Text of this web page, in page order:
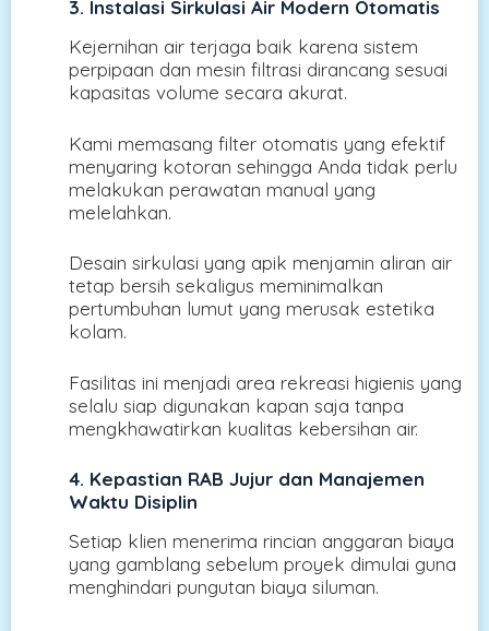
3. Instalasi Sirkulasi Air Modern Otomatis
Kejernihan air terjaga baik karena sistem
perpipaan dan mesin filtrasi dirancang sesuai
kapasitas volume secara akurat.
Kami memasang filter otomatis yang efektif
menyaring kotoran sehingga Anda tidak perlu
melakukan perawatan manual yang
melelahkan.
Desain sirkulasi yang apik menjamin aliran air
tetap bersih sekaligus meminimalkan
pertumbuhan lumut yang merusak estetika
kolam.
Fasilitas ini menjadi area rekreasi higienis yang
selalu siap digunakan kapan saja tanpa
mengkhawatirkan kualitas kebersihan air.
4. Kepastian RAB Jujur dan Manajemen
Waktu Disiplin
Setiap klien menerima rincian anggaran biaya
yang gamblang sebelum proyek dimulai guna
menghindari pungutan biaya siluman.